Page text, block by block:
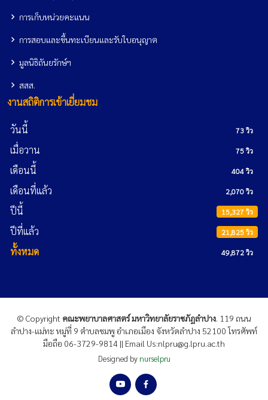
การเก็บหน่วยคะแนน
การสอบและขึ้นทะเบียนและรับใบอนุญาต
มูลนิธิถันยรักษ์ฯ
สสส.
งานสถิติการเข้าเยี่ยมชม
วันนี้ 73 วิว
เมื่อวาน 75 วิว
เดือนนี้ 404 วิว
เดือนที่แล้ว 2,070 วิว
ปีนี้ 15,327 วิว
ปีที่แล้ว 21,825 วิว
ทั้งหมด 49,872 วิว
© Copyright คณะพยาบาลศาสตร์ มหาวิทยาลัยราชภัฏลำปาง. 119 ถนน
ลำปาง-แม่ทะ หมู่ที่ 9 ตำบลชมพู อำเภอเมือง จังหวัดลำปาง 52100 โทรศัพท์
มือถือ 06-3729-9814 || Email Us:nlpru@g.lpru.ac.th
Designed by nurselpru